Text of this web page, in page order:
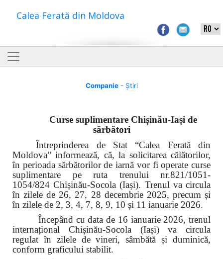
Calea Ferată din Moldova
Companie- Știri
Curse suplimentare Chișinău-Iași de
sărbători
Întreprinderea de Stat “Calea Ferată din
Moldova” informează, că, la solicitarea călătorilor,
în perioada sărbătorilor de iarnă vor fi operate curse
suplimentare pe ruta trenului nr.821/1051-
1054/824 Chișinău-Socola (Iași). Trenul va circula
în zilele de 26, 27, 28 decembrie 2025, precum și
în zilele de 2, 3, 4, 7, 8, 9, 10 și 11 ianuarie 2026.
Începând cu data de 16 ianuarie 2026, trenul
internațional Chișinău-Socola (Iași) va circula
regulat în zilele de vineri, sâmbătă și duminică,
conform graficului stabilit.